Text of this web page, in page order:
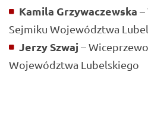
Kamila Grzywaczewska –
Sejmiku Województwa
Jerzy Szwaj–
Województwa Lubelskiego